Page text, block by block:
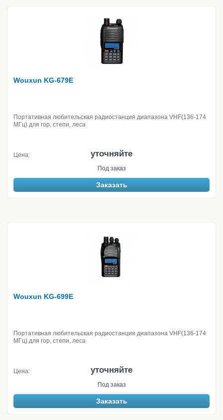
Wouxun KG-679E
Портативная любительская радиостанция диапазона VHF(136-174
МГц) для гор, степи, леса
Цена: уточняйте
Под заказ
Заказать
Wouxun KG-699E
Портативная любительская радиостанция диапазона VHF(136-174
МГц) для гор, степи, леса
Цена: уточняйте
Под заказ
Заказать